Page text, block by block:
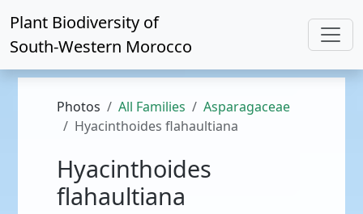
Plant Biodiversity of
South-Western Morocco
Photos All Families
Asparagaceae
Hyacinthoides flahaultiana
Hyacinthoides
flahaultiana